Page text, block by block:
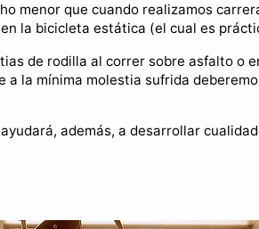
menor que cuando realizamos
la bicicleta estática (el cual es
de rodilla al correr sobre asfalto o
la mínima molestia sufrida
además, a desarrollar